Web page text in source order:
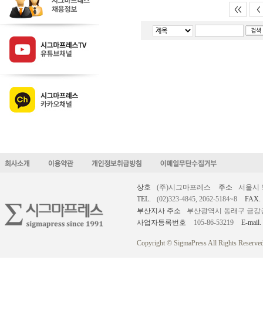
<< <
상호 (주)시그마프레스 주소
서울시
TEL.
(02)323-4845, 2062-5184~8
FAX.
부산지사 주소
부산광역시 동래구 금강
사업자등록번호
105-86-53219 E-mail.
Copyright © SigmaPress All Rights